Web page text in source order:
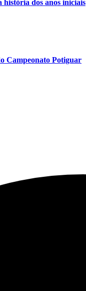
dos anos iniciais
Campeonato Potiguar